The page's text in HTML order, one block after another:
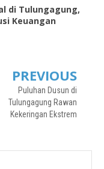
di Tulungagung,
Keuangan
PREVIOUS
Puluhan Dusun di
Tulungagung Rawan
Kekeringan Ekstrem